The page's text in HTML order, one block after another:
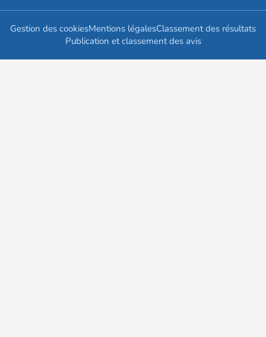
Gestion des cookiesMentions légalesClassement des résultats
Publication et classement des avis